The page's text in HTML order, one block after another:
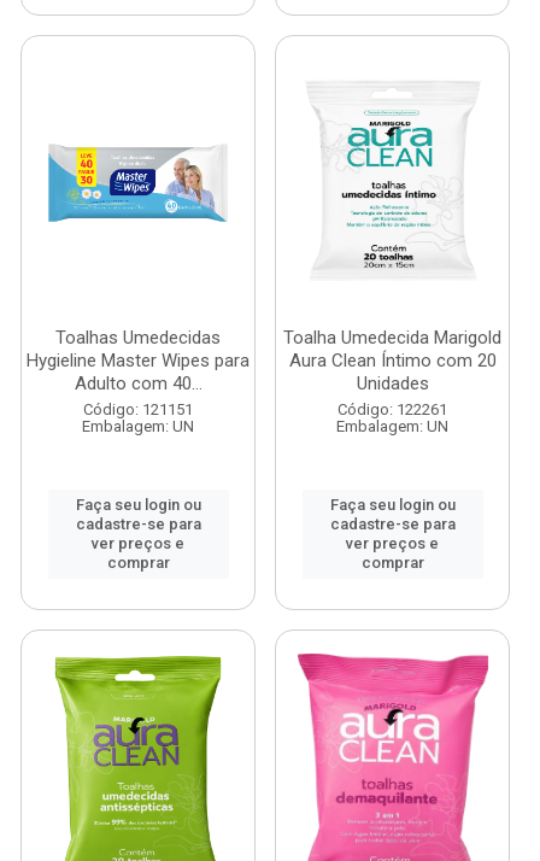
Toalhas Umedecidas
Hygieline Master Wipes para
Adulto com 40...
Código: 121151
Embalagem: UN
Faça seu login ou
cadastre-se para
ver preços e
comprar
Toalha Umedecida Marigold
Aura Clean Íntimo com 20
Unidades
Código: 122261
Embalagem: UN
Faça seu login ou
cadastre-se para
ver preços e
comprar